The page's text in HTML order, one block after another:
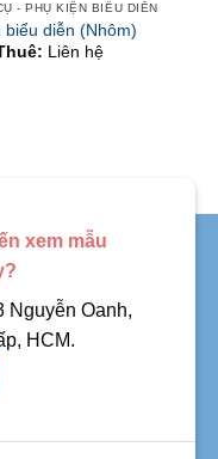
- PHỤ KIỆN BIỂU DIỄN
biểu diễn (Nhôm)
Liên hệ
xem mẫu
Nguyễn Oanh,
HCM.